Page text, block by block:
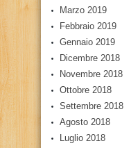
Marzo 2019
Febbraio 2019
Gennaio 2019
Dicembre 2018
Novembre 2018
Ottobre 2018
Settembre 2018
Agosto 2018
Luglio 2018